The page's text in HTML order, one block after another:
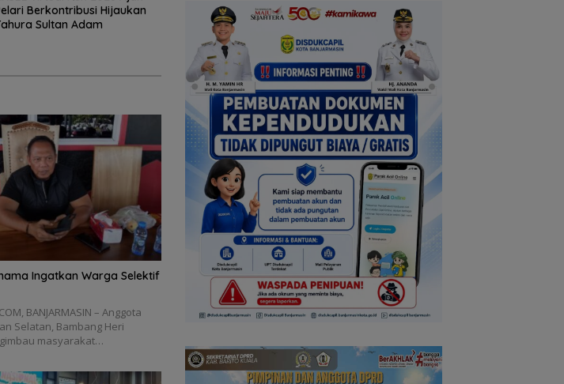
Berkontribusi Hijaukan
Sultan Adam
Ingatkan Warga Selektif
BANJARMASIN – Anggota
Selatan, Bambang Heri
masyarakat…